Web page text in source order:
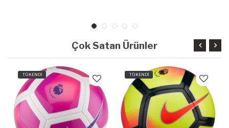
Çok Satan Ürünler
TÜKENDİ TÜKENDİ